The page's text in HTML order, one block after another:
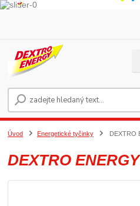
Úvod Energetické tyčinky DEXTRO
DEXTRO